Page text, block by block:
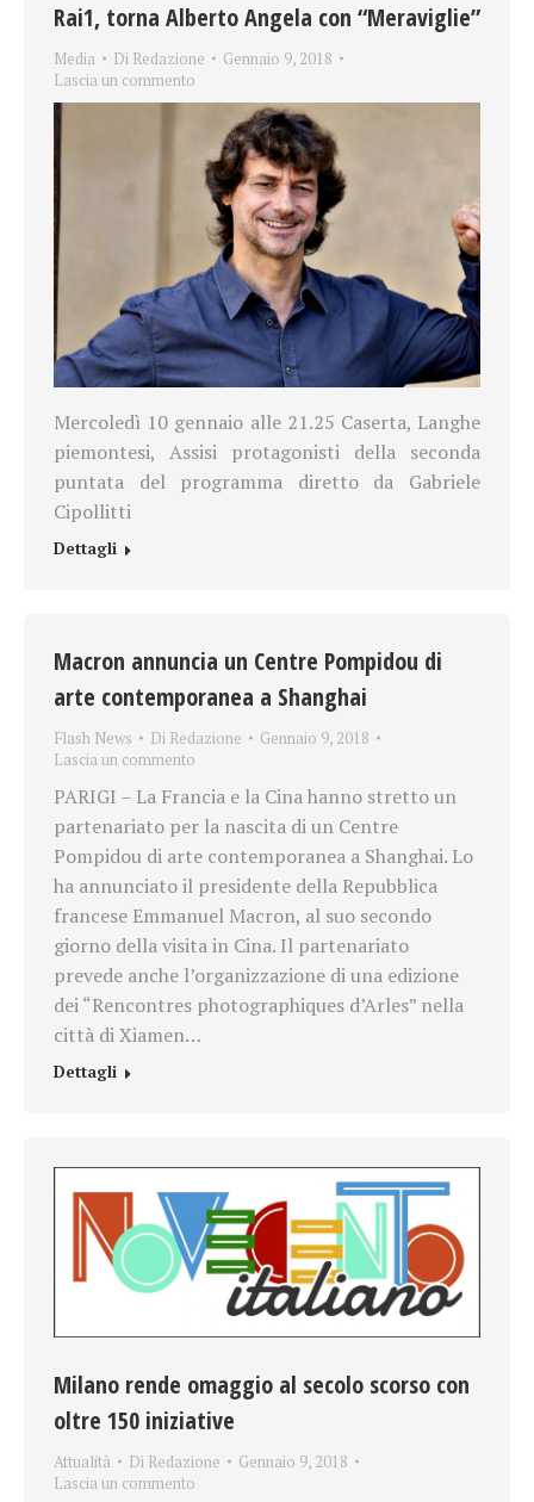
Rai1, torna Alberto Angela con “Meraviglie”
Media Di Redazione
Gennaio 9, 2018
Lascia un commento
Mercoledì 10 gennaio alle 21.25 Caserta, Langhe
piemontesi, Assisi protagonisti della seconda
puntata del programma diretto da Gabriele
Cipollitti
Dettagli
Macron annuncia un Centre Pompidou di
arte contemporanea a Shanghai
Flash News Di Redazione
Gennaio 9, 2018
Lascia un commento
PARIGI – La Francia e la Cina hanno stretto un
partenariato per la nascita di un Centre
Pompidou di arte contemporanea a Shanghai. Lo
ha annunciato il presidente della Repubblica
francese Emmanuel Macron, al suo secondo
giorno della visita in Cina. Il partenariato
prevede anche l’organizzazione di una edizione
dei “Rencontres photographiques d’Arles” nella
città di Xiamen…
Dettagli
Milano rende omaggio al secolo scorso con
oltre 150 iniziative
Attualità Di Redazione
Gennaio 9, 2018
Lascia un commento